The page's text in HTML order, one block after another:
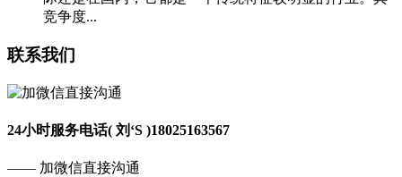
竞争度...
联系我们
24小时服务电话( 刘‘S )18025163567
—— 加微信直接沟通